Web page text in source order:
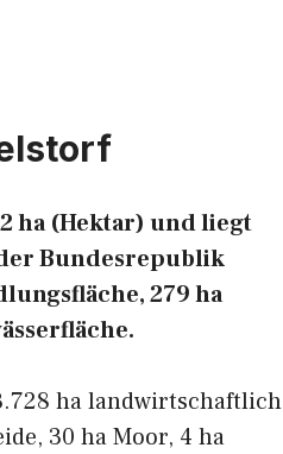
ha (Hektar) und liegt
Bundesrepublik
279 ha
ha landwirtschaftlich
30 ha Moor, 4 ha